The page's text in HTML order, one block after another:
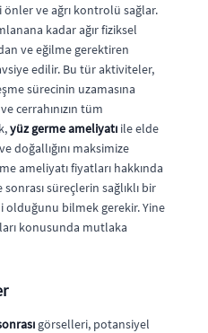
ve ağrı kontrolü sağlar.
kadar ağır fiziksel
ve eğilme gerektiren
edilir. Bu tür aktiviteler,
sürecinin uzamasına
cerrahınızın tüm
yüz germe ameliyatı ile elde
doğallığını maksimize
ameliyatı fiyatları hakkında
süreçlerin sağlıklı bir
olduğunu bilmek gerekir. Yine
konusunda mutlaka
görselleri, potansiyel